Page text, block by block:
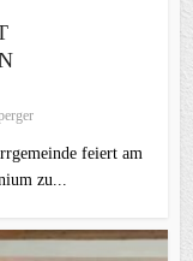
feiert am
zu...